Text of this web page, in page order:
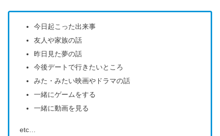
今日起こった出来事
友人や家族の話
昨日見た夢の話
今後デートで行きたいところ
みた・みたい映画やドラマの話
一緒にゲームをする
一緒に動画を見る
etc…